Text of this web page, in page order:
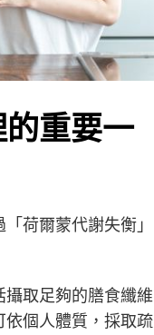
重要一
荷爾蒙代謝失衡」
取足夠的膳食纖維
個人體質，採取疏